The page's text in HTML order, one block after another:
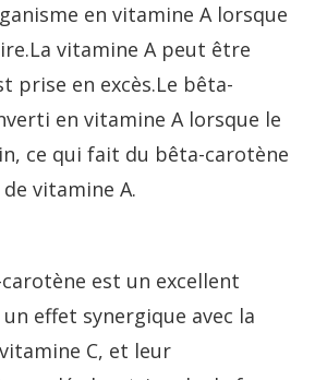
en vitamine A lorsque
vitamine A peut être
prise en excès.Le bêta-
en vitamine A lorsque le
ce qui fait du bêta-carotène
vitamine A.
est un excellent
effet synergique avec la
C, et leur